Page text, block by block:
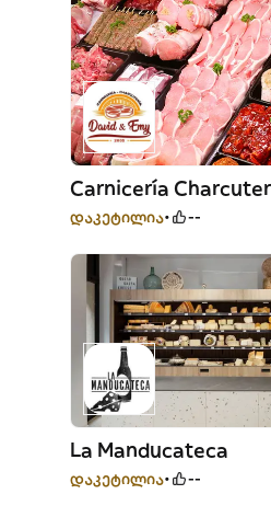
დაკეტილია --
La Manducateca
დაკეტილია --